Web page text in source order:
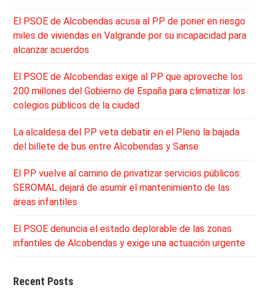
El PSOE de Alcobendas acusa al PP de poner en riesgo
miles de viviendas en Valgrande por su incapacidad para
alcanzar acuerdos
El PSOE de Alcobendas exige al PP que aproveche los
200 millones del Gobierno de España para climatizar los
colegios públicos de la ciudad
La alcaldesa del PP veta debatir en el Pleno la bajada
del billete de bus entre Alcobendas y Sanse
El PP vuelve al camino de privatizar servicios públicos:
SEROMAL dejará de asumir el mantenimiento de las
áreas infantiles
El PSOE denuncia el estado deplorable de las zonas
infantiles de Alcobendas y exige una actuación urgente
Recent Posts